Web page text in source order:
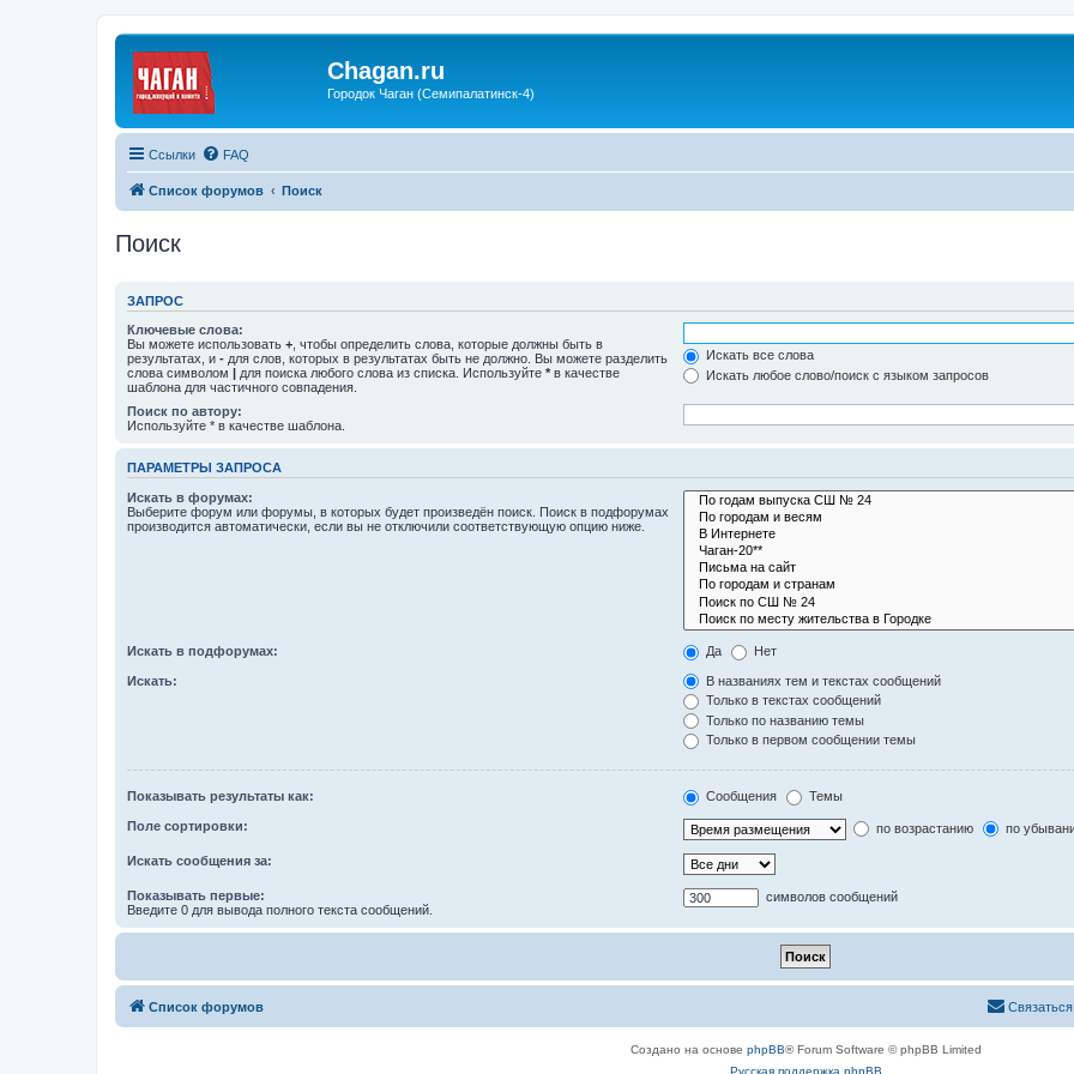
Chagan.ru
Городок Чаган (Семипалатинск-4)
Ссылки FAQ
Список форумов Поиск
Поиск
ЗАПРОС
Ключевые слова:
Вы можете использовать + , чтобы определить слова, которые должны быть в
результатах, и - для слов, которых в результатах быть не должно. Вы можете разделить
слова символом | для поиска любого слова из списка. Используйте * в качестве
шаблона для частичного совпадения.
Искать все слова
Искать любое слово/поиск с языком запросов
Поиск по автору:
Используйте * в качестве шаблона.
ПАРАМЕТРЫ ЗАПРОСА
Искать в форумах:
Выберите форум или форумы, в которых будет произведён поиск. Поиск в подфорумах
производится автоматически, если вы не отключили соответствующую опцию ниже.
Искать в подфорумах: Да Нет
Искать:
В названиях тем и текстах сообщений
Только в текстах сообщений
Только по названию темы
Только в первом сообщении темы
Показывать результаты как: Сообщения Темы
Поле сортировки: по возрастанию по
Искать сообщения за:
Показывать первые:
Введите 0 для вывода полного текста сообщений.
символов сообщений
Список форумов
Создано на основе phpBB® Forum Software © phpBB Limited
Русская поддержка phpBB